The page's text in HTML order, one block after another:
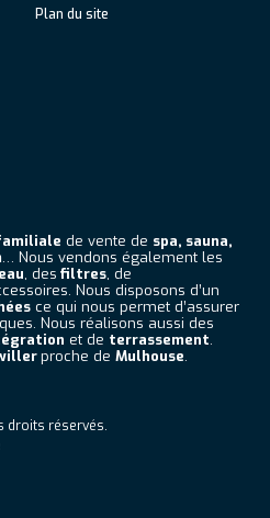
Plan du site
de vente de spa, sauna,
… Nous vendons également les
, des filtres, de
Nous disposons d’un
ce qui nous permet d’assurer
Nous réalisons aussi des
et de terrassement.
proche de Mulhouse.
droits réservés.